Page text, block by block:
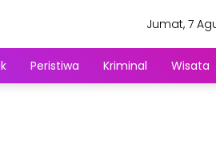
Jumat, 7
Peristiwa Kriminal Wisata